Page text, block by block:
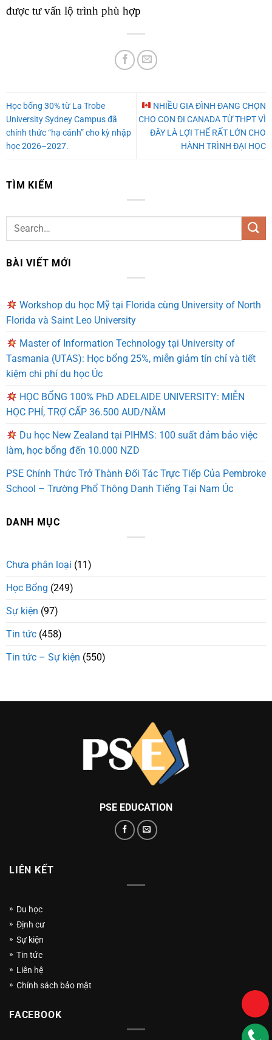
được tư vấn lộ trình phù hợp
Học bổng 30% từ La Trobe
University Sydney Campus đã
chính thức “hạ cánh” cho kỳ nhập
học 2026–2027.
NHIỀU GIA ĐÌNH ĐANG CHỌN
CHO CON ĐI CANADA TỪ THPT VÌ
ĐÂY LÀ LỢI THẾ RẤT LỚN CHO
HÀNH TRÌNH ĐẠI HỌC
TÌM KIẾM
BÀI VIẾT MỚI
Workshop du học Mỹ tại Florida cùng University of North
Florida và Saint Leo University
Master of Information Technology tại University of
Tasmania (UTAS): Học bổng 25%, miễn giảm tín chỉ và tiết
kiệm chi phí du học Úc
HỌC BỔNG 100% PhD ADELAIDE UNIVERSITY: MIỄN
HỌC PHÍ, TRỢ CẤP 36.500 AUD/NĂM
Du học New Zealand tại PIHMS: 100 suất đảm bảo việc
làm, học bổng đến 10.000 NZD
PSE Chính Thức Trở Thành Đối Tác Trực Tiếp Của Pembroke
School – Trường Phổ Thông Danh Tiếng Tại Nam Úc
DANH MỤC
Chưa phân loại (11)
Học Bổng (249)
Sự kiện (97)
Tin tức (458)
Tin tức – Sự kiện (550)
PSE EDUCATION
LIÊN KẾT
Du học
Định cư
Sự kiện
Tin tức
Liên hệ
Chính sách bảo mật
FACEBOOK